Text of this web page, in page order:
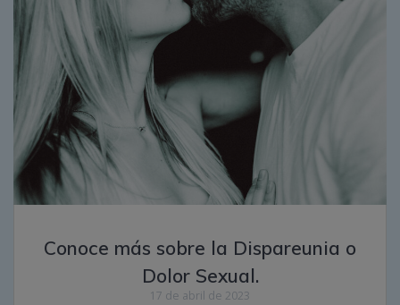
Conoce más sobre la Dispareunia o
Dolor Sexual.
17 de abril de 2023